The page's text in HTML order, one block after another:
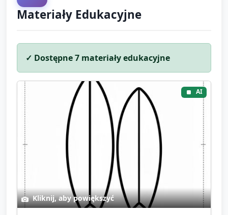
Materiały Edukacyjne
✓ Dostępne7 materiały edukacyjne
AI
Kliknij, aby powiększyć